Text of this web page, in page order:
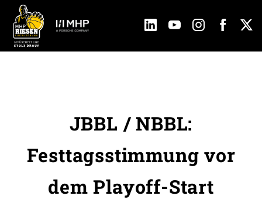
JBBL / NBBL:
Festtagsstimmung vor
dem Playoff-Start